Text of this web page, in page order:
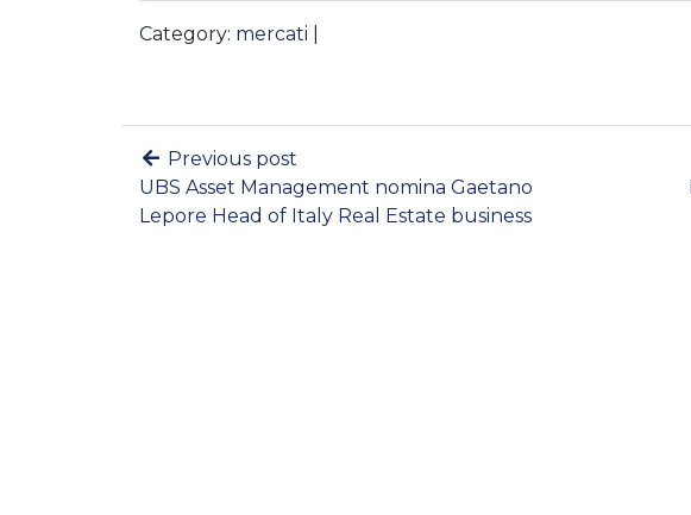
Category: mercati
Previous post
UBS Asset Management nomina Gaetano
Lepore Head of Italy Real Estate business